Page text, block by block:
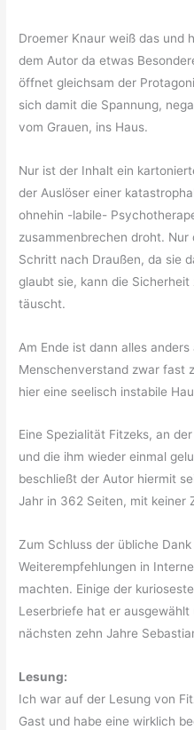
Droemer Knaur weiß das und
dem Autor da etwas
öffnet gleichsam der
sich damit die Spannung,
vom Grauen, ins Haus.
Nur ist der Inhalt ein
der Auslöser einer
ohnehin -labile-
zusammenbrechen droht.
Schritt nach Draußen, da sie
glaubt sie, kann die
täuscht.
Am Ende ist dann alles
Menschenverstand zwar fast
hier eine seelisch instabile
Eine Spezialität Fitzeks, an
und die ihm wieder einmal
beschließt der Autor hiermit
Jahr in 362 Seiten, mit keiner
Zum Schluss der übliche
Weiterempfehlungen in
machten. Einige der
Leserbriefe hat er
nächsten zehn Jahre
Lesung:
Ich war auf der Lesung von
Gast und habe eine wirklich